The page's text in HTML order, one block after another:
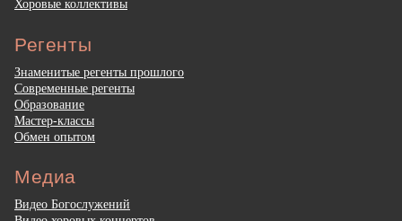
Хоровые коллективы
Регенты
Знаменитые регенты прошлого
Современные регенты
Образование
Мастер-классы
Обмен опытом
Медиа
Видео Богослужений